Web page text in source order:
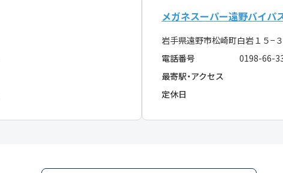
メガネスーパー遠野バイパ
岩手県遠野市松崎町白岩１５−
電話番号
0198-66-
最寄駅・アクセス
定休日